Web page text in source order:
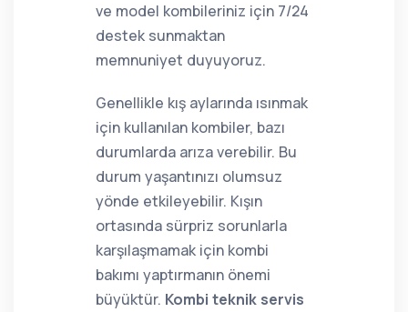
ve model kombileriniz için 7/24
destek sunmaktan
memnuniyet duyuyoruz.
Genellikle kış aylarında ısınmak
için kullanılan kombiler, bazı
durumlarda arıza verebilir. Bu
durum yaşantınızı olumsuz
yönde etkileyebilir. Kışın
ortasında sürpriz sorunlarla
karşılaşmamak için kombi
bakımı yaptırmanın önemi
büyüktür. Kombi teknik servis